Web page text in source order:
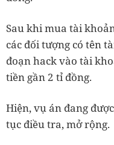
Sau khi mua tài
các đối tượng có tên
đoạn hack vào tài
tiền gần 2 tỉ đồng.
Hiện, vụ án đang
tục điều tra, mở rộng.